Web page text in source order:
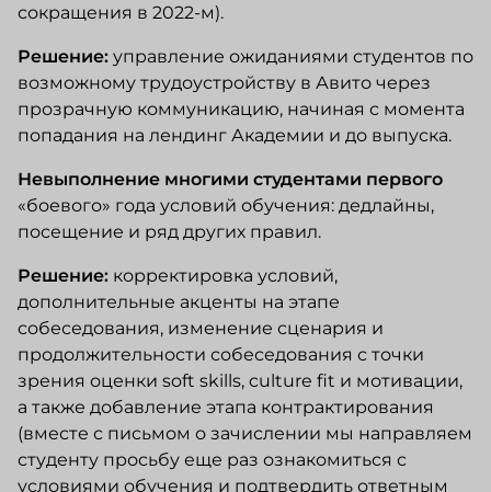
сокращения в 2022-м).
Решение:управление ожиданиями студентов по
возможному трудоустройству в Авито через
прозрачную коммуникацию, начиная с момента
попадания на лендинг Академии и до выпуска.
Невыполнение многими студентами первого
«боевого» года условий обучения: дедлайны,
посещение и ряд других правил.
Решение:корректировка условий,
дополнительные акценты на этапе
собеседования, изменение сценария и
продолжительности собеседования с точки
зрения оценки soft skills, culture fit и мотивации,
а также добавление этапа контрактирования
(вместе с письмом о зачислении мы направляем
студенту просьбу еще раз ознакомиться с
условиями обучения и подтвердить ответным